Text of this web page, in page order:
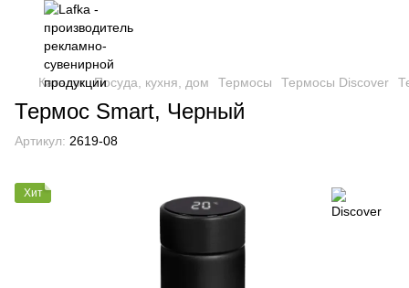
Каталог Посуда, кухня, дом Термосы Термосы Discover
Термос Smart, Черный
Артикул: 2619-08
Хит